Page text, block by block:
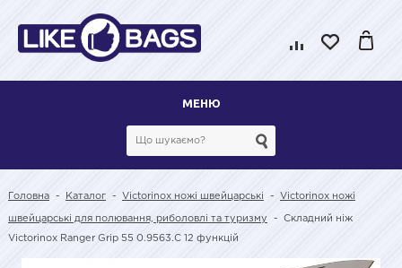
МЕНЮ
Головна - Каталог - Victorinox ножі швейцарські - Victorinox ножі
швейцарські для полювання, риболовлі та туризму - Складний ніж
Victorinox Ranger Grip 55 0.9563.C 12 функцій